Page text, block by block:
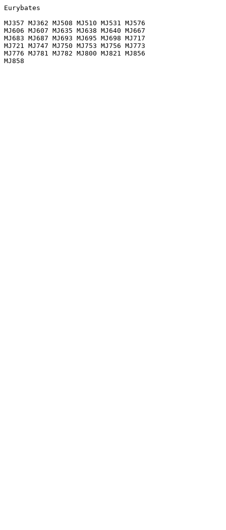
Eurybates
MJ357 MJ362 MJ508 MJ510 MJ531 MJ576
MJ606 MJ607 MJ635 MJ638 MJ640 MJ667
MJ683 MJ687 MJ693 MJ695 MJ698 MJ717
MJ721 MJ747 MJ750 MJ753 MJ756 MJ773
MJ776 MJ781 MJ782 MJ800 MJ821 MJ856